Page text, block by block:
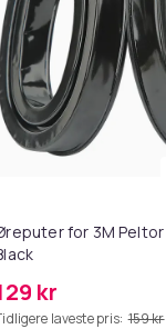
til HDMI-omformer
for 3M Peltor
kr
laveste pris: 159 kr